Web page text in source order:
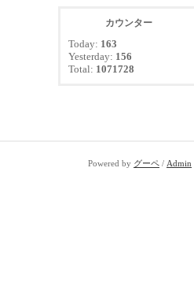
カウンター
Today: 163
Yesterday: 156
Total: 1071728
Powered by グーペ / Admin